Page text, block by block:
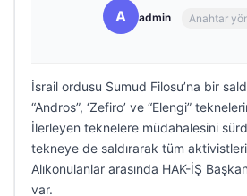
A admin Anahtar
İsrail ordusu Sumud Filosu’na bir
“Andros”, ‘Zefiro’ ve “Elengi”
İlerleyen teknelere müdahalesini
tekneye de saldırarak tüm
Alıkonulanlar arasında HAK-İŞ
var.